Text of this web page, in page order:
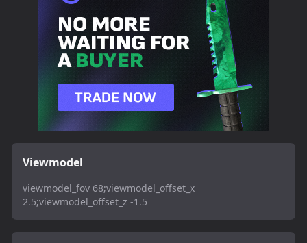
Viewmodel
viewmodel_fov 68;viewmodel_offset_x
2.5;viewmodel_offset_z -1.5